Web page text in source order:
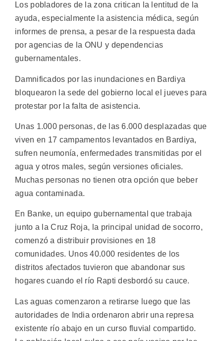
Los pobladores de la zona critican la lentitud de la
ayuda, especialmente la asistencia médica, según
informes de prensa, a pesar de la respuesta dada
por agencias de la ONU y dependencias
gubernamentales.
Damnificados por las inundaciones en Bardiya
bloquearon la sede del gobierno local el jueves para
protestar por la falta de asistencia.
Unas 1.000 personas, de las 6.000 desplazadas que
viven en 17 campamentos levantados en Bardiya,
sufren neumonía, enfermedades transmitidas por el
agua y otros males, según versiones oficiales.
Muchas personas no tienen otra opción que beber
agua contaminada.
En Banke, un equipo gubernamental que trabaja
junto a la Cruz Roja, la principal unidad de socorro,
comenzó a distribuir provisiones en 18
comunidades. Unos 40.000 residentes de los
distritos afectados tuvieron que abandonar sus
hogares cuando el río Rapti desbordó su cauce.
Las aguas comenzaron a retirarse luego que las
autoridades de India ordenaron abrir una represa
existente río abajo en un curso fluvial compartido.